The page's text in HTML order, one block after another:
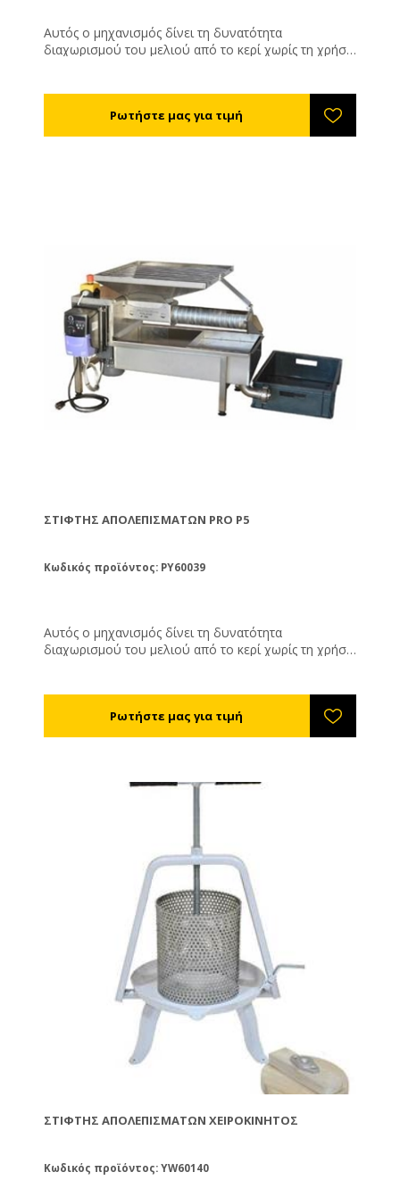
Αυτός ο μηχανισμός δίνει τη δυνατότητα
διαχωρισμού του μελιού από το κερί χωρίς τη χρήση
απολεπίσματα πέφτουν κάτω από μια σχάρα
ασφαλείας σε έναν ατέρμονα κοχλία, προωθούνται
ΣΤΊΦΤΗΣ ΑΠΟΛΕΠΙΣΜΆΤΩΝ PRO P5
Κωδικός προϊόντος: PY60039
Αυτός ο μηχανισμός δίνει τη δυνατότητα
διαχωρισμού του μελιού από το κερί χωρίς τη χρήση
απολεπίσματα πέφτουν κάτω από μια σχάρα
ασφαλείας σε έναν ατέρμονα κοχλία, προωθούνται
το κερί. Στο τέλος του σωλήνα στίψης υπάρχει το
ΣΤΊΦΤΗΣ ΑΠΟΛΕΠΙΣΜΆΤΩΝ ΧΕΙΡΟΚΊΝΗΤΟΣ
Κωδικός προϊόντος: YW60140